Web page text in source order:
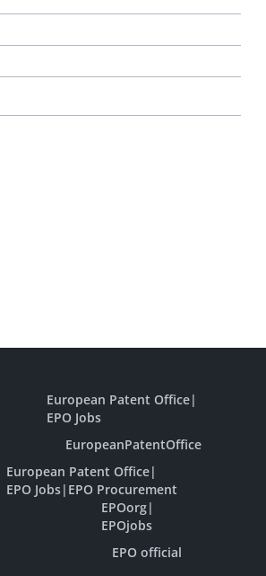
European Patent Office|
EPO Jobs
EuropeanPatentOffice
European Patent Office|
EPO Jobs| EPO Procurement
EPOorg|
EPOjobs
EPO official